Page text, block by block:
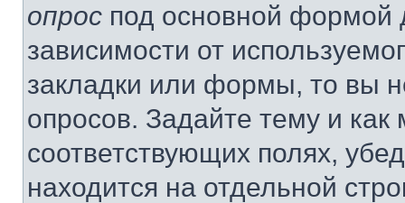
опрос под основной формой
зависимости от
закладки или формы, то вы
опросов. Задайте тему и
соответствующих полях,
находится на отдельной